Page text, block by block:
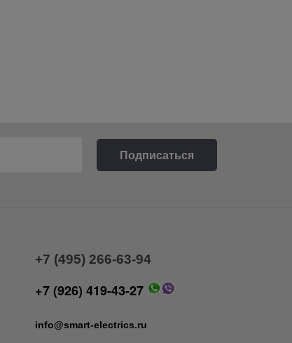
+7 (495) 266-63-94
+7 (926) 419-43-27
info@smart-electrics.ru